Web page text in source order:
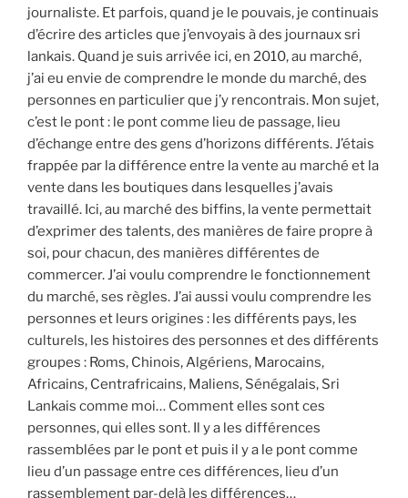
journaliste. Et parfois, quand je le pouvais, je continuais
d’écrire des articles que j’envoyais à des journaux sri
lankais. Quand je suis arrivée ici, en 2010, au marché,
j’ai eu envie de comprendre le monde du marché, des
personnes en particulier que j’y rencontrais. Mon sujet,
c’est le pont : le pont comme lieu de passage, lieu
d’échange entre des gens d’horizons différents. J’étais
frappée par la différence entre la vente au marché et la
vente dans les boutiques dans lesquelles j’avais
travaillé. Ici, au marché des biffins, la vente permettait
d’exprimer des talents, des manières de faire propre à
soi, pour chacun, des manières différentes de
commercer. J’ai voulu comprendre le fonctionnement
du marché, ses règles. J’ai aussi voulu comprendre les
personnes et leurs origines : les différents pays, les
culturels, les histoires des personnes et des différents
groupes : Roms, Chinois, Algériens, Marocains,
Africains, Centrafricains, Maliens, Sénégalais, Sri
Lankais comme moi… Comment elles sont ces
personnes, qui elles sont. Il y a les différences
rassemblées par le pont et puis il y a le pont comme
lieu d’un passage entre ces différences, lieu d’un
rassemblement par-delà les différences…